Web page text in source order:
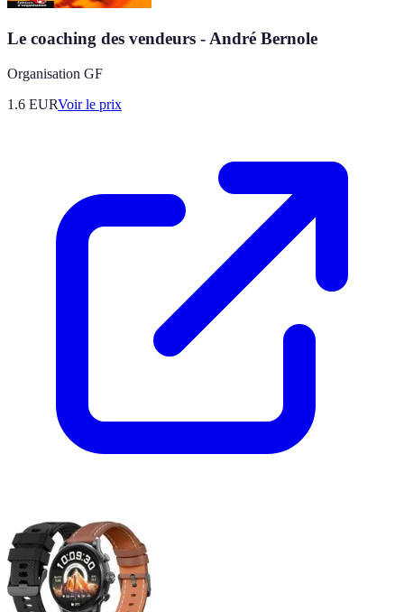
Le coaching des vendeurs - André Bernole
Organisation GF
1.6 EURVoir le prix